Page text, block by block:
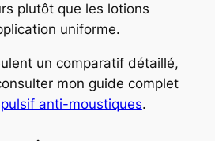
plutôt que les lotions
uniforme.
un comparatif détaillé,
mon guide complet
anti-moustiques.